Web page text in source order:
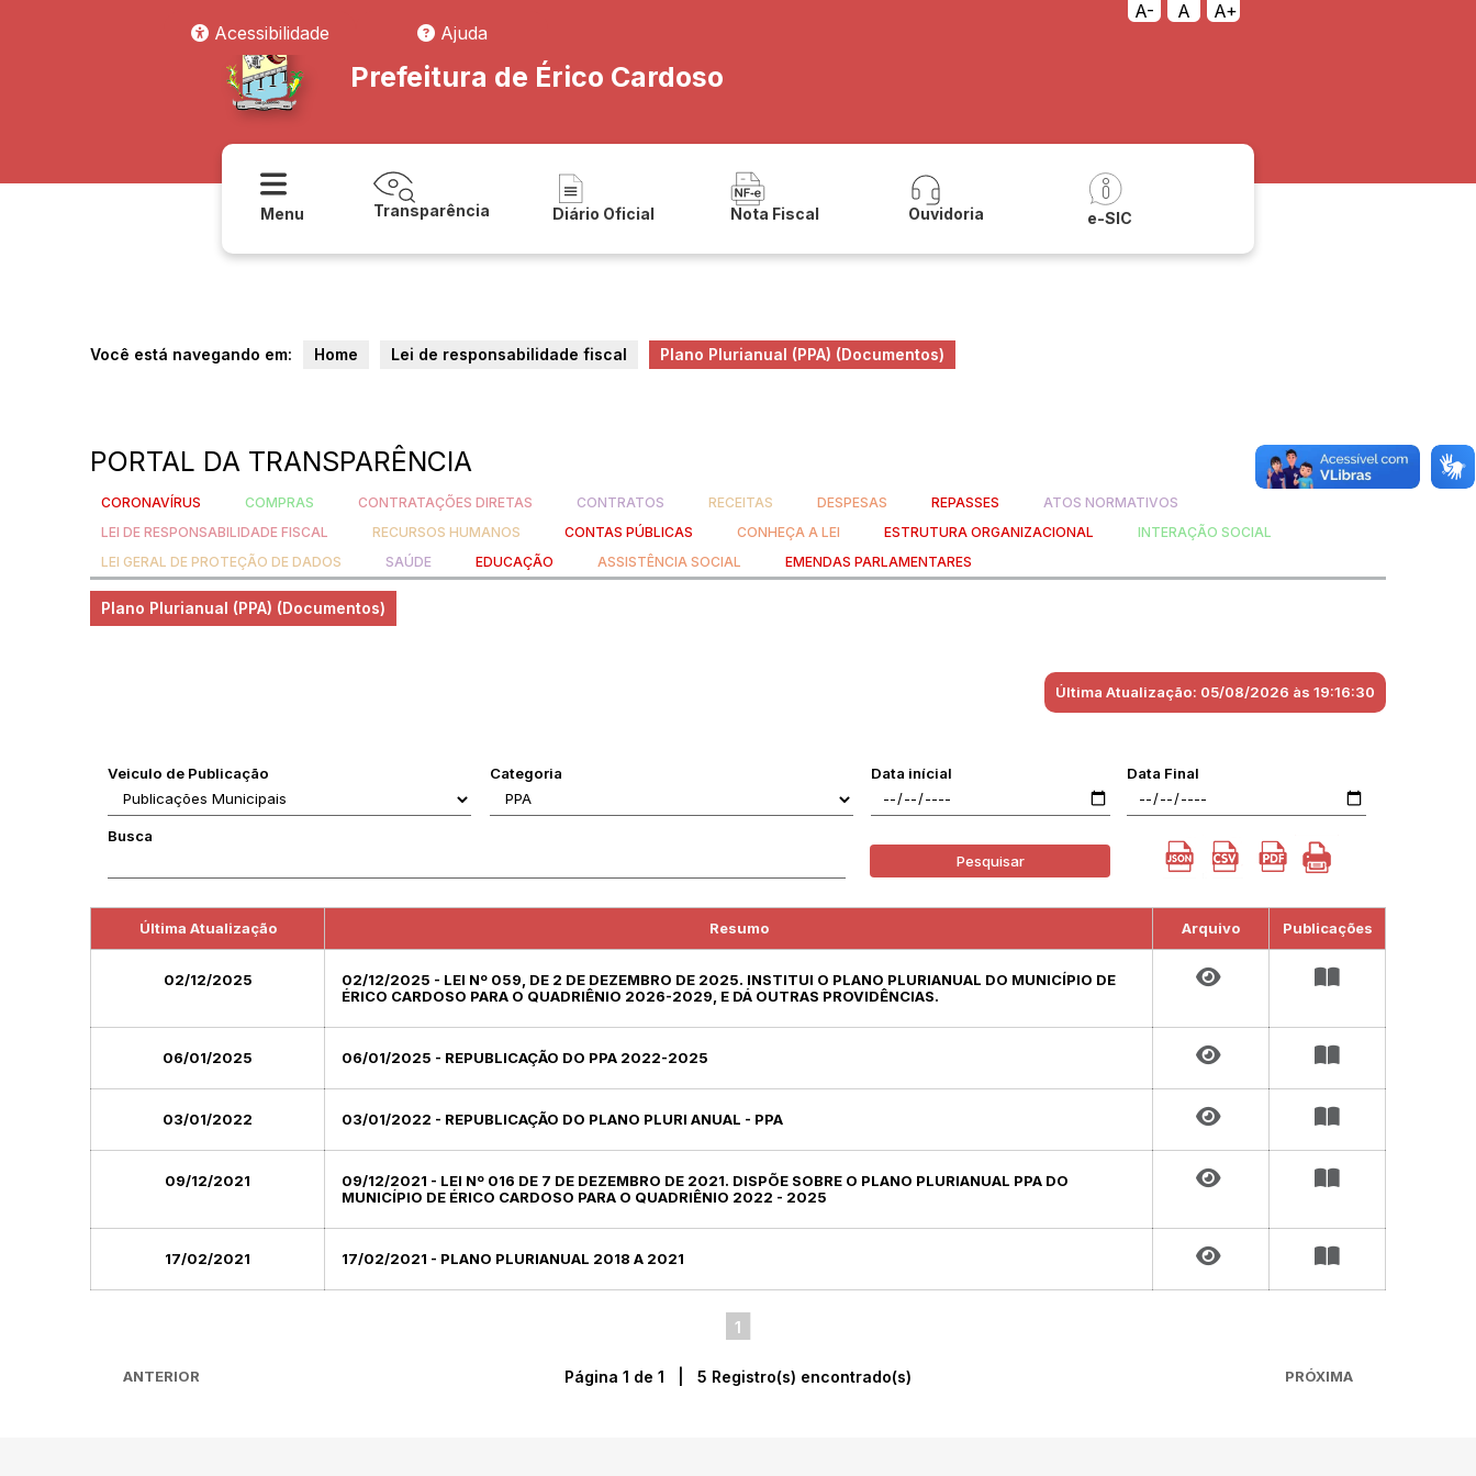
A- A
A+
Acessibilidade
Ajuda
Prefeitura de Érico Cardoso
Menu Transparência Diário Oficial Nota Fiscal Ouvidoria e-SIC
Você está navegando em: Home Lei de responsabilidade fiscal Plano Plurianual (PPA) (Documentos)
PORTAL DA TRANSPARÊNCIA
CORONAVÍRUS COMPRAS CONTRATAÇÕES DIRETAS CONTRATOS RECEITAS DESPESAS REPASSES
ATOS NORMATIVOS
LEI DE RESPONSABILIDADE FISCAL
RECURSOS HUMANOS CONTAS PÚBLICAS CONHEÇA A LEI ESTRUTURA ORGANIZACIONAL
INTERAÇÃO SOCIAL
LEI GERAL DE PROTEÇÃO DE DADOS
SAÚDE EDUCAÇÃO ASSISTÊNCIA SOCIAL EMENDAS PARLAMENTARES
Plano Plurianual (PPA) (Documentos)
Última Atualização: 05/08/2026 às 19:16:30
Veiculo de Publicação Categoria Data inícial Data Final
Busca
Pesquisar
Última Atualização Resumo Arquivo Publicações
02/12/2025
02/12/2025 - LEI Nº 059, DE 2 DE DEZEMBRO DE 2025. INSTITUI O PLANO PLURIANUAL DO MUNICÍPIO DE
ÉRICO CARDOSO PARA O QUADRIÊNIO 2026-2029, E DÁ OUTRAS PROVIDÊNCIAS.
06/01/2025 06/01/2025 - REPUBLICAÇÃO DO PPA 2022-2025
03/01/2022 03/01/2022 - REPUBLICAÇÃO DO PLANO PLURI ANUAL - PPA
09/12/2021
09/12/2021 - LEI Nº 016 DE 7 DE DEZEMBRO DE 2021. DISPÕE SOBRE O PLANO PLURIANUAL PPA DO
MUNICÍPIO DE ÉRICO CARDOSO PARA O QUADRIÊNIO 2022 - 2025
17/02/2021 17/02/2021 - PLANO PLURIANUAL 2018 A 2021
1
ANTERIOR Página 1 de 1 | 5 Registro(s) encontrado(s) PRÓXIMA